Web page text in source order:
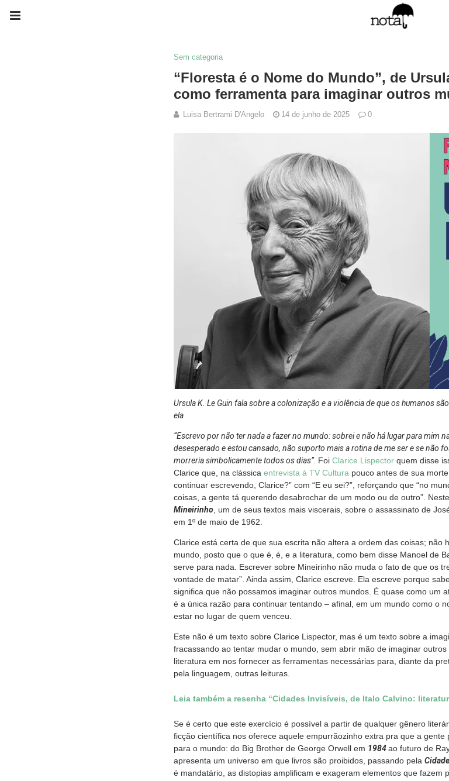
Sem categoria
“Floresta é o Nome do Mundo”, de
como ferramenta para imaginar outros
Luisa Bertrami D'Angelo 14 de junho de 2025 0
Ursula K. Le Guin fala sobre a colonização e a violência de que os humanos
ela
“Escrevo por não ter nada a fazer no mundo: sobrei e não há lugar para mim
desesperado e estou cansado, não suporto mais a rotina de me ser e se não
morreria simbolicamente todos os dias”. Foi Clarice Lispector quem disse
Clarice que, na clássica entrevista à TV Cultura pouco antes de sua
continuar escrevendo, Clarice?” com “E eu sei?”, reforçando que “no
coisas, a gente tá querendo desabrochar de um modo ou de outro”.
Mineirinho , um de seus textos mais viscerais, sobre o assassinato de
em 1º de maio de 1962.
Clarice está certa de que sua escrita não altera a ordem das coisas; não
mundo, posto que o que é, é, e a literatura, como bem disse Manoel de
serve para nada. Escrever sobre Mineirinho não muda o fato de que os
vontade de matar”. Ainda assim, Clarice escreve. Ela escreve porque
significa que não possamos imaginar outros mundos. É quase como um
é a única razão para continuar tentando – afinal, em um mundo como o
estar no lugar de quem venceu.
Este não é um texto sobre Clarice Lispector, mas é um texto sobre a
fracassando ao tentar mudar o mundo, sem abrir mão de imaginar
literatura em nos fornecer as ferramentas necessárias para, diante da
pela linguagem, outras leituras.
Leia também a resenha “Cidades Invisíveis, de Italo Calvino:
Se é certo que este exercício é possível a partir de qualquer gênero
ficção científica nos oferece aquele empurrãozinho extra pra que a
para o mundo: do Big Brother de George Orwell em 1984ao futuro de
apresenta um universo em que livros são proibidos, passando pela
é mandatário, as distopias amplificam e exageram elementos que fazem